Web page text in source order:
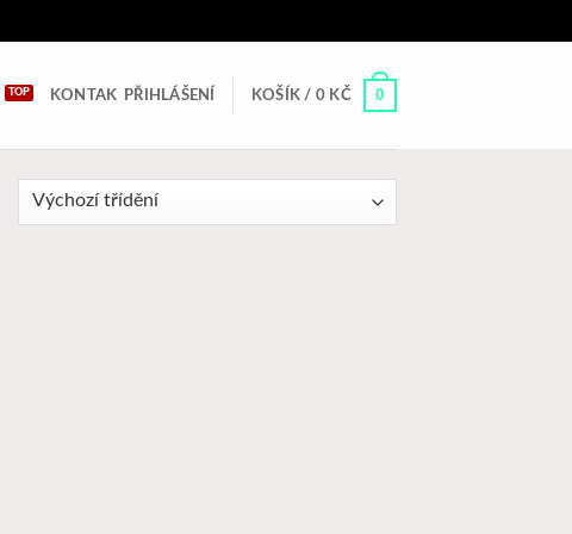
KONTAK PŘIHLÁŠENÍ KOŠÍK / 0 KČ 0